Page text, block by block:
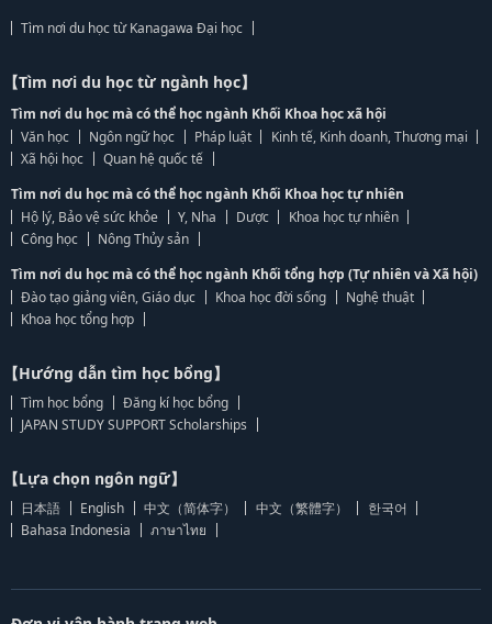
Tìm nơi du học từ Kanagawa Đại học
【Tìm nơi du học từ ngành học】
Tìm nơi du học mà có thể học ngành Khối Khoa học xã hội
Văn học
Ngôn ngữ học Pháp luật
Kinh tế, Kinh doanh, Thương mại
Xã hội học
Quan hệ quốc tế
Tìm nơi du học mà có thể học ngành Khối Khoa học tự nhiên
Hộ lý, Bảo vệ sức khỏe
Y, Nha Dược
Khoa học tự nhiên
Công học
Nông Thủy sản
Tìm nơi du học mà có thể học ngành Khối tổng hợp (Tự nhiên và Xã hội)
Đào tạo giảng viên, Giáo dục
Khoa học đời sống
Nghệ thuật
Khoa học tổng hợp
【Hướng dẫn tìm học bổng】
Tìm học bổng
Đăng kí học bổng
JAPAN STUDY SUPPORT Scholarships
【Lựa chọn ngôn ngữ】
日本語 English 中文（简体字） 中文（繁體字）
한국어
Bahasa Indonesia
ภาษาไทย